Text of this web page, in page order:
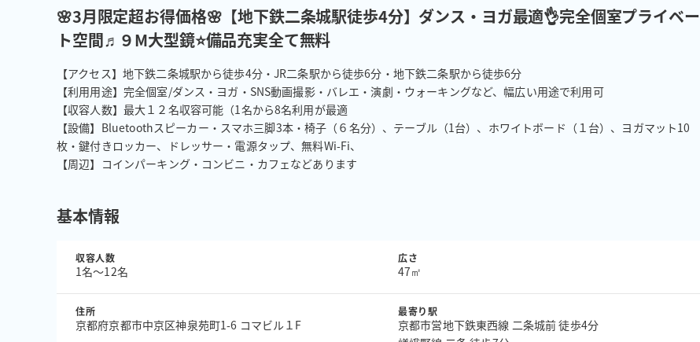
🌸3月限定超お得価格🌸【地下鉄二条城駅徒歩4分】ダンス・ヨガ最適👌完全個室プライベー
ト空間♬９M大型鏡⭐備品充実全て無料
【アクセス】地下鉄二条城駅から徒歩4分・JR二条駅から徒歩6分・地下鉄二条駅から徒歩6分
【利用用途】完全個室/ダンス・ヨガ・SNS動画撮影・バレエ・演劇・ウォーキングなど、幅広い用途で利用可
【収容人数】最大１２名収容可能（1名から8名利用が最適
【設備】Bluetoothスピーカー・スマホ三脚3本・椅子（６名分）、テーブル（1台）、ホワイトボード（１台）、ヨガマット10
枚・鍵付きロッカー、ドレッサー・電源タップ、無料Wi-Fi、
【周辺】コインパーキング・コンビニ・カフェなどあります
基本情報
収容人数
1名〜12名
広さ
47㎡
住所
京都府京都市中京区神泉苑町1-6 コマビル１F
最寄り駅
京都市営地下鉄東西線 二条城前 徒歩4分